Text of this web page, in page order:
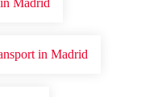
Madrid
in Madrid